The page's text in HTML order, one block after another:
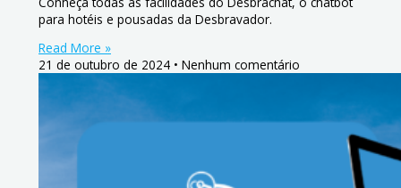
para hotéis e pousadas da Desbravador.
Read More »
21 de outubro de 2024
Nenhum comentário